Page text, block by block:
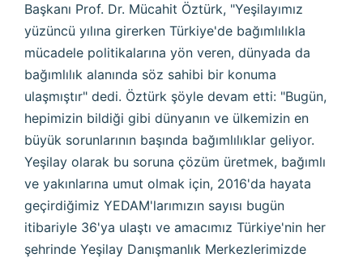
Başkanı Prof. Dr. Mücahit Öztürk, "Yeşilayımız
yüzüncü yılına girerken Türkiye'de bağımlılıkla
mücadele politikalarına yön veren, dünyada da
bağımlılık alanında söz sahibi bir konuma
ulaşmıştır" dedi. Öztürk şöyle devam etti: "Bugün,
hepimizin bildiği gibi dünyanın ve ülkemizin en
büyük sorunlarının başında bağımlılıklar geliyor.
Yeşilay olarak bu soruna çözüm üretmek, bağımlı
ve yakınlarına umut olmak için, 2016'da hayata
geçirdiğimiz YEDAM'larımızın sayısı bugün
itibariyle 36'ya ulaştı ve amacımız Türkiye'nin her
şehrinde Yeşilay Danışmanlık Merkezlerimizde